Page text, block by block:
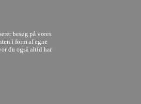
besøg på vores
i form af egne
du også altid har